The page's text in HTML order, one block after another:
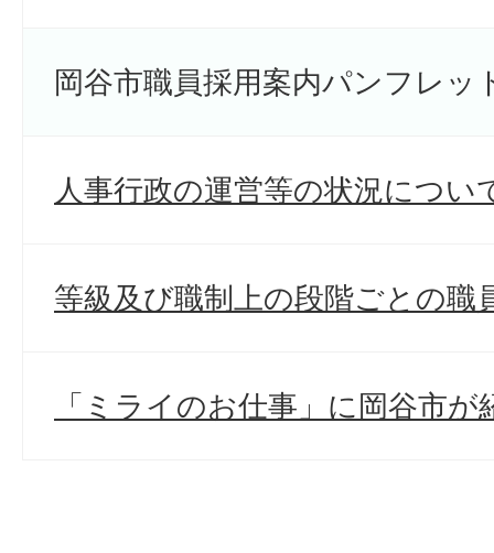
岡谷市職員採用案内パンフレッ
人事行政の運営等の状況につい
等級及び職制上の段階ごとの職
「ミライのお仕事」に岡谷市